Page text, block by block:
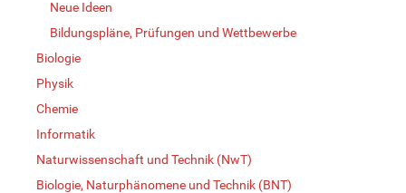
Neue Ideen
Bildungspläne, Prüfungen und Wettbewerbe
Biologie
Physik
Chemie
Informatik
Naturwissenschaft und Technik (NwT)
Biologie, Naturphänomene und Technik (BNT)